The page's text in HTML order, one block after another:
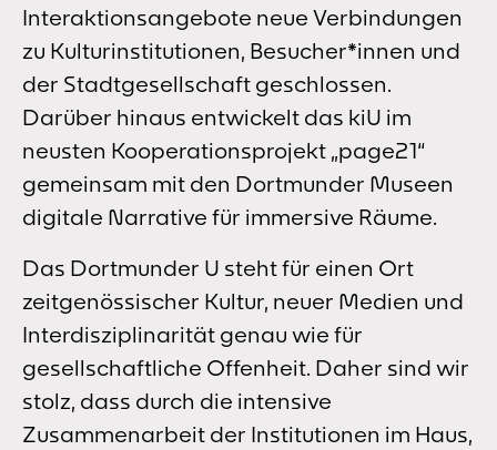
Interaktionsangebote neue Verbindungen
zu Kulturinstitutionen, Besucher*innen und
der Stadtgesellschaft geschlossen.
Darüber hinaus entwickelt das kiU im
neusten Kooperationsprojekt „page21“
gemeinsam mit den Dortmunder Museen
digitale Narrative für immersive Räume.
Das Dortmunder U steht für einen Ort
zeitgenössischer Kultur, neuer Medien und
Interdisziplinarität genau wie für
gesellschaftliche Offenheit. Daher sind wir
stolz, dass durch die intensive
Zusammenarbeit der Institutionen im Haus,